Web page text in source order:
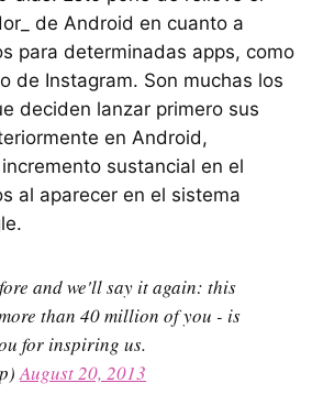
de Android en cuanto a
para determinadas apps, como
de Instagram. Son muchas los
deciden lanzar primero sus
en Android,
sustancial en el
al aparecer en el sistema
and we'll say it again: this
than 40 million of you - is
for inspiring us.
August 20, 2013